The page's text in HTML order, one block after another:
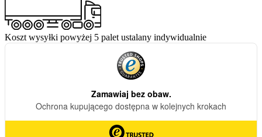
Koszt wysyłki powyżej 5 palet ustalany indywidualnie